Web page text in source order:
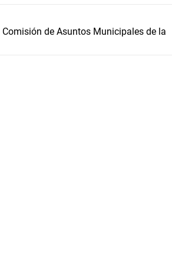
de Asuntos Municipales de la